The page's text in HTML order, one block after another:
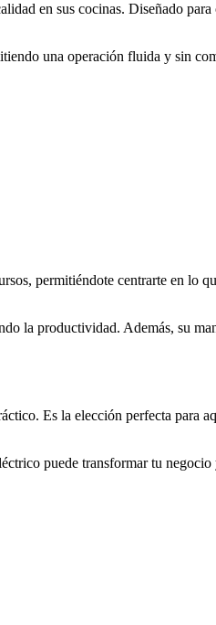
en sus cocinas. Diseñado
una operación fluida y sin
permitiéndote centrarte en lo
la productividad. Además, su
Es la elección perfecta para
puede transformar tu